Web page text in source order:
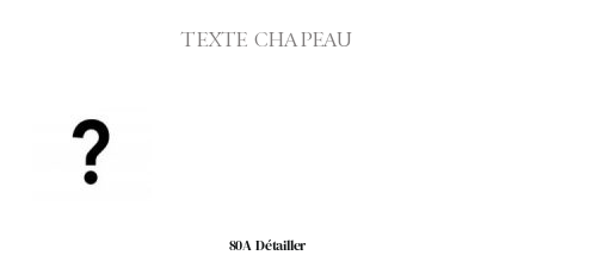
TEXTE CHAPEAU
80A Détailler